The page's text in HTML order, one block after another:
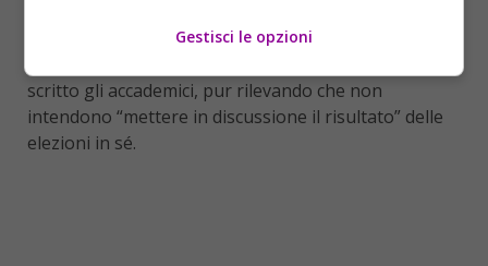
Congresso sul ruolo che le potenze straniere hanno
scritto gli accademici, pur rilevando che non
intendono “mettere in discussione il risultato” delle
elezioni in sé.
Gestisci le opzioni